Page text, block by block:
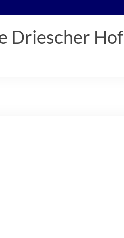
Driescher Hof